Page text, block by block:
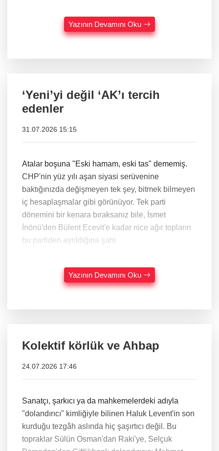
Yazının Devamını Oku
‘Yeni’yi değil ‘AK’ı tercih
edenler
31.07.2026 15:15
Atalar boşuna "Eski hamam, eski tas" dememiş.
CHP'nin yüz yılı aşan siyasi serüvenine
baktığınızda değişmeyen tek şey, bitmek bilmeyen
iç hesaplaşmalar gibi görünüyor. Tek parti
dönemini bir kenara bıraksanız bile, İsmet
İnönü'den Bülent Ecevit'e kadar nice ağır topların
bu partiden ayrıldığına şahi
Yazının Devamını Oku
Kolektif körlük ve Ahbap
24.07.2026 17:46
Sanatçı, şarkıcı ya da mahkemelerdeki adıyla
"dolandırıcı" kimliğiyle bilinen Haluk Levent'in son
kurduğu tezgâh aslında hiç şaşırtıcı değil. Bu
topraklar Sülün Osman'dan Raki'ye, Selçuk